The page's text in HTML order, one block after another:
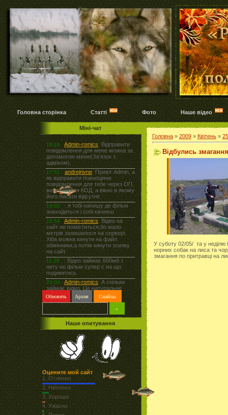
Головна сторінка Статті Фото Наше відео
Міні-чат
Наше опитування
Оцените мой сайт
1. Отлично
2. Неплохо
3. Хорошо
4. Ужасно
Головна» 2009 » Квітень » 25
Відбулись
У суботу 02/05/ та у неділю
норних собак на лиса та
змагання по притравці на